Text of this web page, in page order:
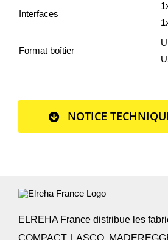
Interfaces
Format boîtier
NOTICE
ELREHA France distribue les